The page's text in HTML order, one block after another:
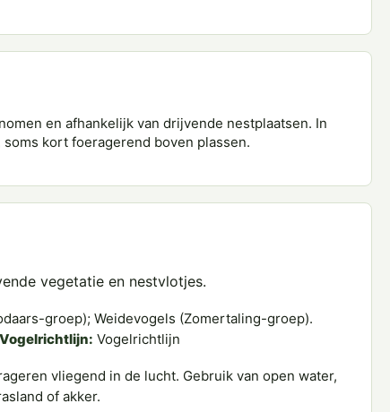
en afhankelijk van drijvende nestplaatsen. In
kort foeragerend boven plassen.
vegetatie en nestvlotjes.
groep); Weidevogels (Zomertaling-groep).
Vogelrichtlijn: Vogelrichtlijn
vliegend in de lucht. Gebruik van open water,
of akker.